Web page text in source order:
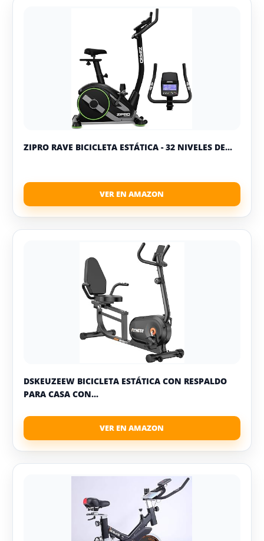
ZIPRO RAVE BICICLETA ESTÁTICA - 32 NIVELES DE...
DSKEUZEEW BICICLETA ESTÁTICA CON RESPALDO
PARA CASA CON...